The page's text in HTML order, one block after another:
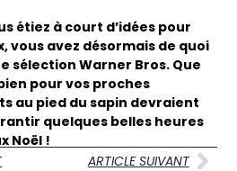
étiez à court d’idées pour
vous avez désormais de quoi
sélection Warner Bros. Que
pour vos proches
au pied du sapin devraient
quelques belles heures
Noël !
ARTICLE SUIVANT